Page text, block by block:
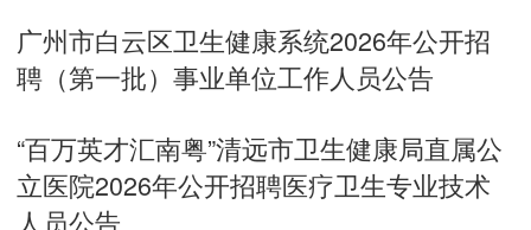
广州市白云区卫生健康系统2026年公开招
聘（第一批）事业单位工作人员公告
“百万英才汇南粤”清远市卫生健康局直属公
立医院2026年公开招聘医疗卫生专业技术
人员公告